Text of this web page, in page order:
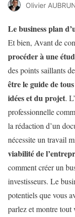
Olivier
Le business plan
Et bien, Avant de
procéder à une
des points saillants
être le guide de
idées et du projet. L’
professionnelle
la rédaction d’un
nécessite un travail
viabilité de
comment créer un
investisseurs. Le
potentiels que vous
parlez et montre tout